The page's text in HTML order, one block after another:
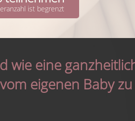
ist begrenzt
wie eine
eigenen Baby